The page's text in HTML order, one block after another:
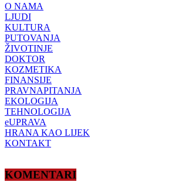
O NAMA
LJUDI
KULTURA
PUTOVANJA
ŽIVOTINJE
DOKTOR
KOZMETIKA
FINANSIJE
PRAVNAPITANJA
EKOLOGIJA
TEHNOLOGIJA
eUPRAVA
HRANA KAO LIJEK
KONTAKT
KOMENTARI